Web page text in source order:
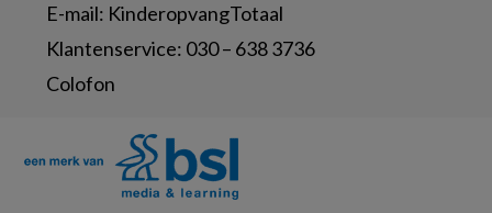
E-mail: KinderopvangTotaal
Klantenservice: 030 – 638 3736
Colofon